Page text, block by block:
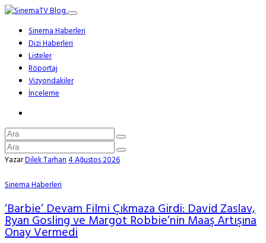
Sinema Haberleri
Dizi Haberleri
Listeler
Röportaj
Vizyondakiler
İnceleme
YazarDilek Tarhan4 Ağustos 2026
Sinema Haberleri
‘Barbie’ Devam Filmi Çıkmaza Girdi: David Zaslav,
Ryan Gosling ve Margot Robbie’nin Maaş Artışına
Onay Vermedi